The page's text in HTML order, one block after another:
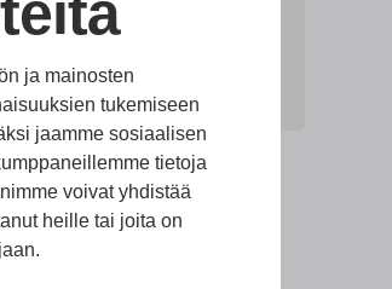
ja mainosten
tukemiseen
jaamme sosiaalisen
tietoja
voivat yhdistää
heille tai joita on